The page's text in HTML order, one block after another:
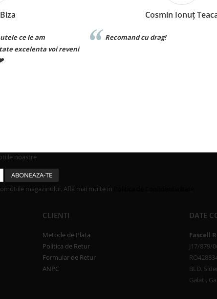
ce le am
excelenta voi reveni
Cosmin Ionuț
Recomand cu drag!
noastre
magazinului. Afla mai multe in
CLIENTI
Metode de Plata
Politica de Retur
Formular de Retur
ANPC
DATE
Fascell
J17/879/
BLD.
Galati,